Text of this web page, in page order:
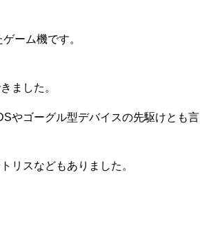
ーム機です。
ました。
やゴーグル型デバイスの先駆けとも言
リスなどもありました。